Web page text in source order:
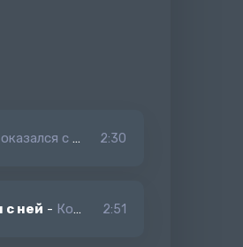
с ней 2:30
с ней - Конфуз 2:51